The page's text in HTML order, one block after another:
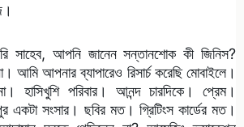
সাহেব, আপনি জানেন সন্তানশোক কী জিনিস?
আমি আপনার ব্যাপারেও রিসার্চ করেছি মোবাইলে।
হাসিখুশি পরিবার। আনন্দ চারদিকে। প্রেম।
একটা সংসার। ছবির মত। গ্রিটিংস কার্ডের মত।